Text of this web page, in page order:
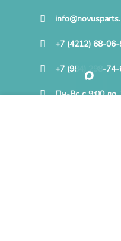
+7 (4212) 68-06-
+7 (984) 298-74-
Пн-Вс с 9:00 до